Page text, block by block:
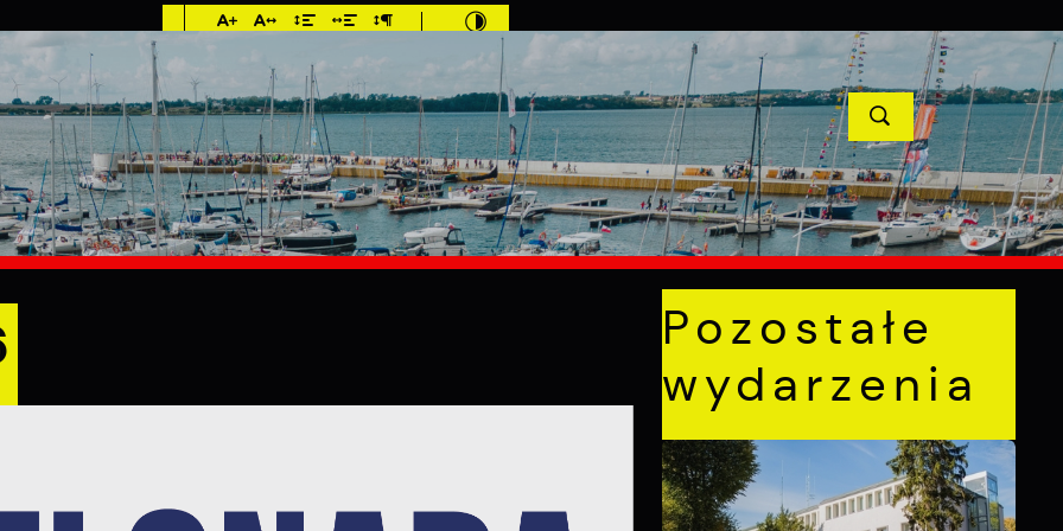
Imieniny: Sława,
Jakub, Stefan
MIESZKANIEC TURYSTYKA INWESTYCJE PROJEKTY UNIJNE KONTAKT
POPRZEDNI NASTĘPNY
Pozostałe
wydarzenia